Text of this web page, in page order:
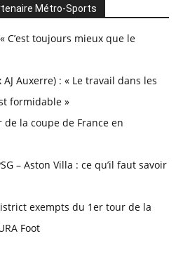
Métro-Sports
C’est toujours mieux que le
Auxerre) : « Le travail dans les
formidable »
la coupe de France en
– Aston Villa : ce qu’il faut savoir
exempts du 1er tour de la
Foot